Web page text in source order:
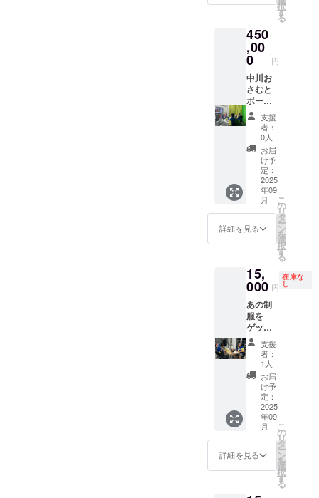
きま
「中川
おさ
む」の
着用し
たもの
で名札
付き。
制服は
完全ハ
ンドメ
イドで
世の中
にこれ
しかな
い激レ
ア商品
です。
サイズ
は中川
おさむ
いたサ
イズに
なりま
す。
択
す
る
450
,00
0 円
中川お
さむと
ボート
レース
配信が
でき
る!?多
くの
ボート
予想配
信を行
なって
いるあ
のスタ
ジオで
Youtub
ボート
予想配
信の出
演体験
を中川
おさむ
とでき
ます!!
Youtub
eは限定
公開で
ご家族
やお友
達にお
見せす
ること
も可
支援
者：
0人
お届
け予
定：
2025
年09
月
詳細を見る
こ
の
リ
タ
ー
ン
を
選
択
す
る
15,
000 円
在庫な
し
あの制
服を
ゲット
できま
す。一
斉を風
靡した
過去の
ボート
配信
「Oーム
ラマー
ト」の
制服を
購入で
きま
支援
者：
1人
お届
け予
定：
2025
年09
月
詳細を見る
こ
の
リ
タ
ー
ン
を
選
択
す
る